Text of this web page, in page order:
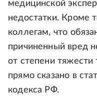
медицинской
недостатки. Кроме
коллегам, что
причиненный вред
от степени тяжести
прямо сказано в
кодекса РФ.